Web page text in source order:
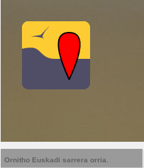
Ornitho Euskadi sarrera orria.